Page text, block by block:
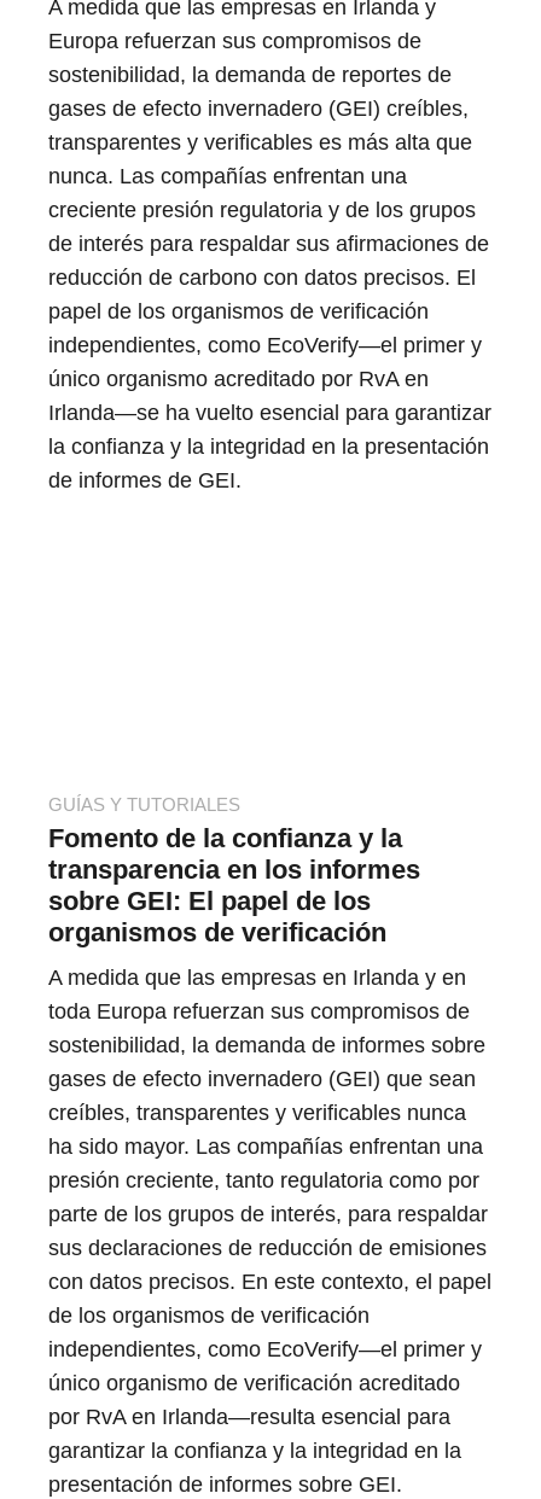
A medida que las empresas en Irlanda y
Europa refuerzan sus compromisos de
sostenibilidad, la demanda de reportes de
gases de efecto invernadero (GEI) creíbles,
transparentes y verificables es más alta que
nunca. Las compañías enfrentan una
creciente presión regulatoria y de los grupos
de interés para respaldar sus afirmaciones de
reducción de carbono con datos precisos. El
papel de los organismos de verificación
independientes, como EcoVerify—el primer y
único organismo acreditado por RvA en
Irlanda—se ha vuelto esencial para garantizar
la confianza y la integridad en la presentación
de informes de GEI.
GUÍAS Y TUTORIALES
Fomento de la confianza y la
transparencia en los informes
sobre GEI: El papel de los
organismos de verificación
A medida que las empresas en Irlanda y en
toda Europa refuerzan sus compromisos de
sostenibilidad, la demanda de informes sobre
gases de efecto invernadero (GEI) que sean
creíbles, transparentes y verificables nunca
ha sido mayor. Las compañías enfrentan una
presión creciente, tanto regulatoria como por
parte de los grupos de interés, para respaldar
sus declaraciones de reducción de emisiones
con datos precisos. En este contexto, el papel
de los organismos de verificación
independientes, como EcoVerify—el primer y
único organismo de verificación acreditado
por RvA en Irlanda—resulta esencial para
garantizar la confianza y la integridad en la
presentación de informes sobre GEI.